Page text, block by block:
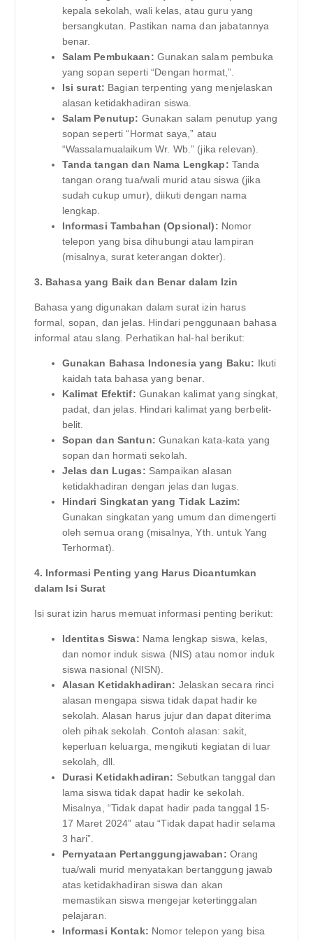
kepala sekolah, wali kelas, atau guru yang
bersangkutan. Pastikan nama dan jabatannya
benar.
Salam Pembukaan: Gunakan salam pembuka
yang sopan seperti “Dengan hormat,”.
Isi surat: Bagian terpenting yang menjelaskan
alasan ketidakhadiran siswa.
Salam Penutup: Gunakan salam penutup yang
sopan seperti “Hormat saya,” atau
“Wassalamualaikum Wr. Wb.” (jika relevan).
Tanda tangan dan Nama Lengkap: Tanda
tangan orang tua/wali murid atau siswa (jika
sudah cukup umur), diikuti dengan nama
lengkap.
Informasi Tambahan (Opsional): Nomor
telepon yang bisa dihubungi atau lampiran
(misalnya, surat keterangan dokter).
3. Bahasa yang Baik dan Benar dalam Izin
Bahasa yang digunakan dalam surat izin harus
formal, sopan, dan jelas. Hindari penggunaan bahasa
informal atau slang. Perhatikan hal-hal berikut:
Gunakan Bahasa Indonesia yang Baku: Ikuti
kaidah tata bahasa yang benar.
Kalimat Efektif: Gunakan kalimat yang singkat,
padat, dan jelas. Hindari kalimat yang berbelit-
belit.
Sopan dan Santun: Gunakan kata-kata yang
sopan dan hormati sekolah.
Jelas dan Lugas: Sampaikan alasan
ketidakhadiran dengan jelas dan lugas.
Hindari Singkatan yang Tidak Lazim:
Gunakan singkatan yang umum dan dimengerti
oleh semua orang (misalnya, Yth. untuk Yang
Terhormat).
4. Informasi Penting yang Harus Dicantumkan
dalam Isi Surat
Isi surat izin harus memuat informasi penting berikut:
Identitas Siswa: Nama lengkap siswa, kelas,
dan nomor induk siswa (NIS) atau nomor induk
siswa nasional (NISN).
Alasan Ketidakhadiran: Jelaskan secara rinci
alasan mengapa siswa tidak dapat hadir ke
sekolah. Alasan harus jujur dan dapat diterima
oleh pihak sekolah. Contoh alasan: sakit,
keperluan keluarga, mengikuti kegiatan di luar
sekolah, dll.
Durasi Ketidakhadiran: Sebutkan tanggal dan
lama siswa tidak dapat hadir ke sekolah.
Misalnya, “Tidak dapat hadir pada tanggal 15-
17 Maret 2024” atau “Tidak dapat hadir selama
3 hari”.
Pernyataan Pertanggungjawaban: Orang
tua/wali murid menyatakan bertanggung jawab
atas ketidakhadiran siswa dan akan
memastikan siswa mengejar ketertinggalan
pelajaran.
Informasi Kontak: Nomor telepon yang bisa